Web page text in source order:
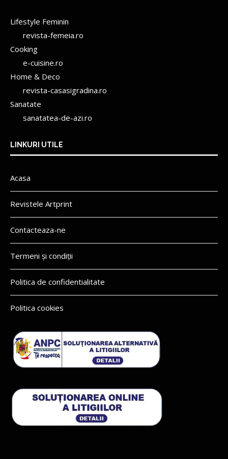
Lifestyle Feminin
revista-femeia.ro
Cooking
e-cuisine.ro
Home & Deco
revista-casasigradina.ro
Sanatate
sanatatea-de-azi.ro
LINKURI UTILE
Acasa
Revistele Artprint
Contacteaza-ne
Termeni și condiții
Politica de confidentialitate
Politica cookies